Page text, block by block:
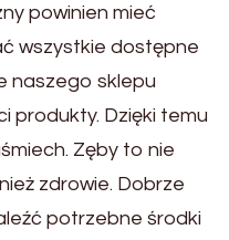
powinien mieć
wszystkie dostępne
naszego sklepu
produkty. Dzięki temu
Zęby to nie
zdrowie. Dobrze
potrzebne środki